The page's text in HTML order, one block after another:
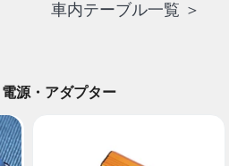
車内テーブル一覧 ＞
源・アダプター